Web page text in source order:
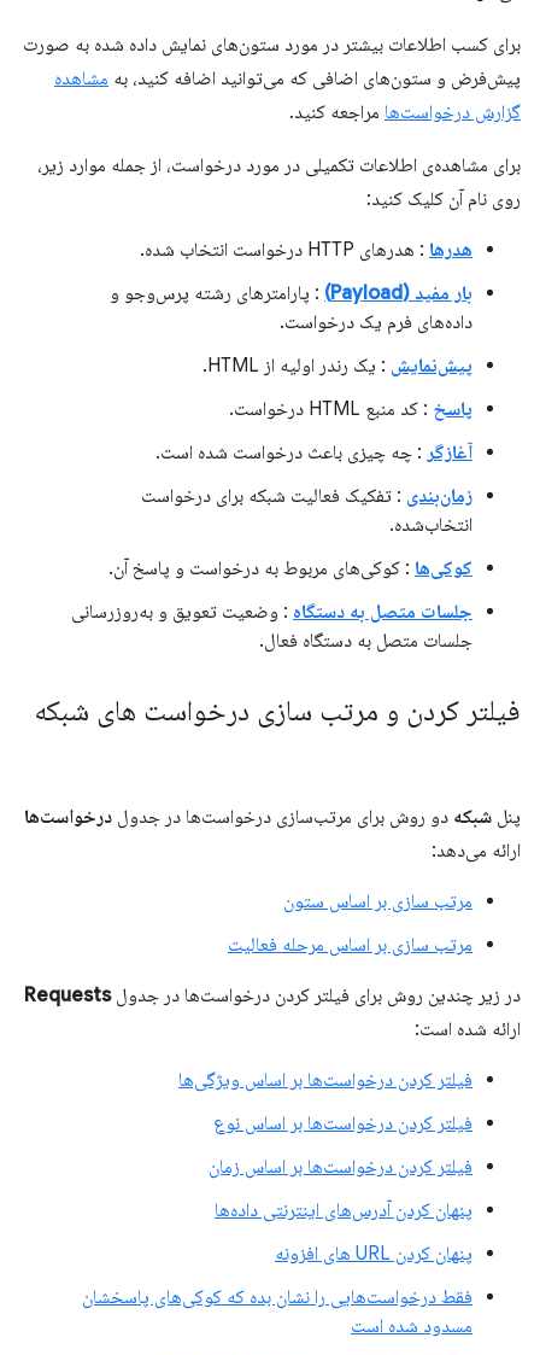
برای کسب اطلاعات بیشتر در مورد ستون‌های نمایش داده شده به صورت
پیش‌فرض و ستون‌های اضافی که می‌توانید اضافه کنید، به مشاهده
گزارش درخواست‌ها مراجعه کنید.
برای مشاهده‌ی اطلاعات تکمیلی در مورد درخواست، از جمله موارد زیر،
روی نام آن کلیک کنید:
هدرها : هدرهای HTTP درخواست انتخاب شده.
بار مفید (Payload)
: پارامترهای رشته پرس‌وجو و
داده‌های فرم یک درخواست.
پیش‌نمایش : یک رندر اولیه از HTML.
پاسخ : کد منبع HTML درخواست.
آغازگر : چه چیزی باعث درخواست شده است.
زمان‌بندی : تفکیک فعالیت شبکه برای درخواست
انتخاب‌شده.
کوکی‌ها : کوکی‌های مربوط به درخواست و پاسخ آن.
جلسات متصل به دستگاه : وضعیت تعویق و به‌روزرسانی
جلسات متصل به دستگاه فعال.
فیلتر کردن و مرتب سازی درخواست های شبکه
پنل شبکه دو روش برای مرتب‌سازی درخواست‌ها در جدول درخواست‌ها
ارائه می‌دهد:
مرتب سازی بر اساس ستون
مرتب سازی بر اساس مرحله فعالیت
در زیر چندین روش برای فیلتر کردن درخواست‌ها در جدولRequests
ارائه شده است:
فیلتر کردن درخواست‌ها بر اساس ویژگی‌ها
فیلتر کردن درخواست‌ها بر اساس نوع
فیلتر کردن درخواست‌ها بر اساس زمان
پنهان کردن آدرس‌های اینترنتی داده‌ها
پنهان کردن URL های افزونه
فقط درخواست‌هایی را نشان بده که کوکی‌های پاسخشان
مسدود شده است